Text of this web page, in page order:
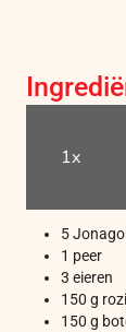
1x
5
1 peer
3 eieren
150 g
150 g